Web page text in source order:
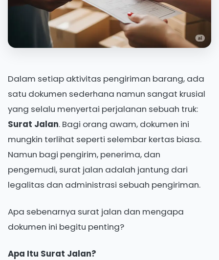
Dalam setiap aktivitas pengiriman barang, ada
satu dokumen sederhana namun sangat krusial
yang selalu menyertai perjalanan sebuah truk:
Surat Jalan. Bagi orang awam, dokumen ini
mungkin terlihat seperti selembar kertas biasa.
Namun bagi pengirim, penerima, dan
pengemudi, surat jalan adalah jantung dari
legalitas dan administrasi sebuah pengiriman.
Apa sebenarnya surat jalan dan mengapa
dokumen ini begitu penting?
Apa Itu Surat Jalan?